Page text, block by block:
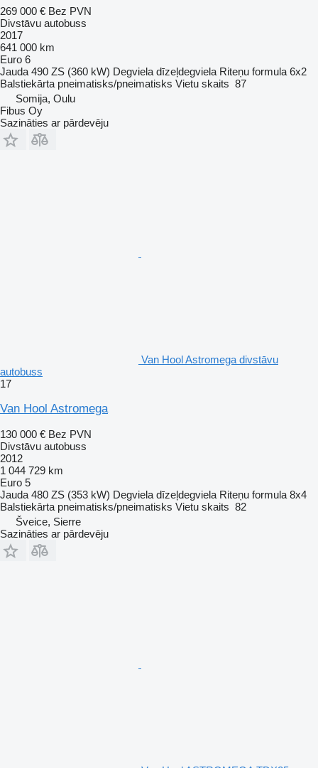
269 000 € Bez PVN
Divstāvu autobuss
2017
641 000 km
Euro 6
Jauda 490 ZS (360 kW) Degviela dīzeļdegviela Riteņu formula 6x2
Balstiekārta pneimatisks/pneimatisks Vietu skaits 87
Somija, Oulu
Fibus Oy
Sazināties ar pārdevēju
Van Hool Astromega divstāvu
autobuss
17
Van Hool Astromega
130 000 € Bez PVN
Divstāvu autobuss
2012
1 044 729 km
Euro 5
Jauda 480 ZS (353 kW) Degviela dīzeļdegviela Riteņu formula 8x4
Balstiekārta pneimatisks/pneimatisks Vietu skaits 82
Šveice, Sierre
Sazināties ar pārdevēju